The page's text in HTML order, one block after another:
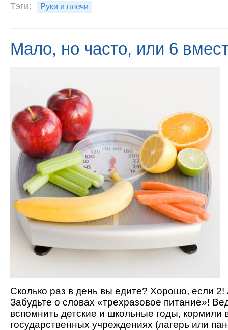
Тэги: Руки и плечи
Мало, но часто, или 6
Сколько раз в день вы едите? Хорошо, если 2!
Забудьте о словах «трехразовое питание»!
вспомнить детские и школьные годы, кормили
государственных учреждениях (лагерь или